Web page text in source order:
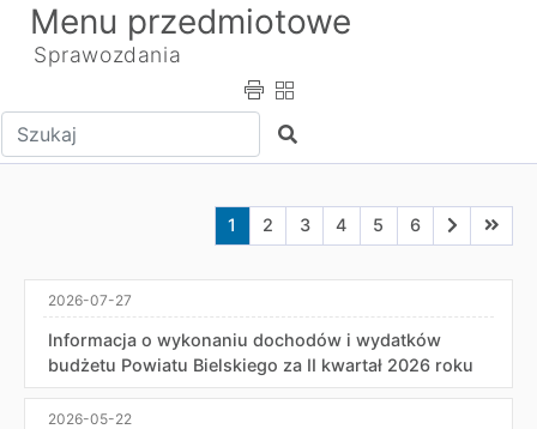
Menu przedmiotowe
Sprawozdania
Wpisz tekst do wyszukania Szukaj
Aktualna strona nr 1
1 Przejdź do strony nr 2
2 Przejdź do strony nr 3
3 Przejdź do strony nr 4
4 Przejdź do strony
5 Przejdź do
6 Przejdź
2026-07-27
Informacja o wykonaniu dochodów i wydatków
budżetu Powiatu Bielskiego za II kwartał 2026 roku
2026-05-22